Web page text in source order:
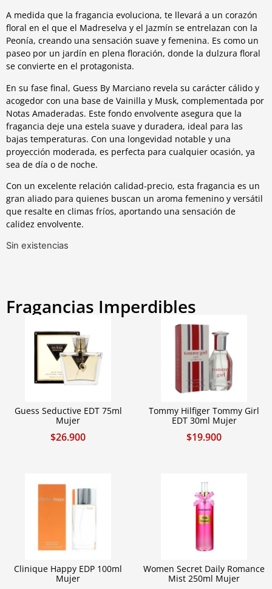
A medida que la fragancia evoluciona, te llevará a un corazón
floral en el que el Madreselva y el Jazmín se entrelazan con la
Peonía, creando una sensación suave y femenina. Es como un
paseo por un jardín en plena floración, donde la dulzura floral
se convierte en el protagonista.
En su fase final, Guess By Marciano revela su carácter cálido y
acogedor con una base de Vainilla y Musk, complementada por
Notas Amaderadas. Este fondo envolvente asegura que la
fragancia deje una estela suave y duradera, ideal para las
bajas temperaturas. Con una longevidad notable y una
proyección moderada, es perfecta para cualquier ocasión, ya
sea de día o de noche.
Con un excelente relación calidad-precio, esta fragancia es un
gran aliado para quienes buscan un aroma femenino y versátil
que resalte en climas fríos, aportando una sensación de
calidez envolvente.
Sin existencias
Fragancias Imperdibles
Guess Seductive EDT 75ml
Mujer
$26.900
Tommy Hilfiger Tommy Girl
EDT 30ml Mujer
$19.900
Clinique Happy EDP 100ml
Mujer
Women Secret Daily Romance
Mist 250ml Mujer